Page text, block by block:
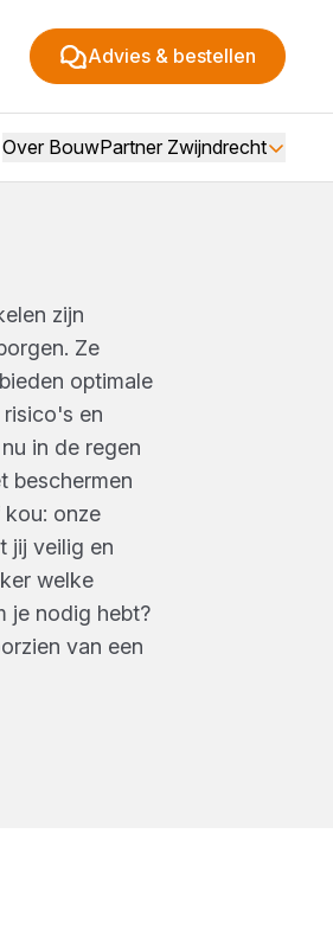
Advies & bestellen
Over BouwPartner Zwijndrecht
zijn
Ze
optimale
en
in de regen
beschermen
onze
jij veilig en
welke
je nodig hebt?
van een